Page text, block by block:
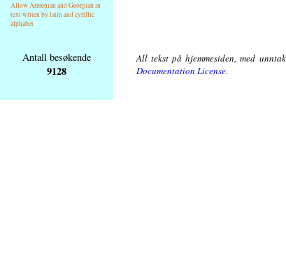
Allow Armenian and Georgian in
text writen by latin and cyrillic
alphabet
Antall besøkende
9128
All tekst på hjemmesiden, med
Documentation License.